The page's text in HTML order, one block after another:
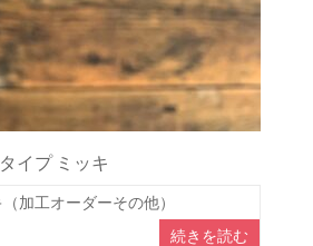
イプ ミッキ
加工オーダーその他）
続きを読む